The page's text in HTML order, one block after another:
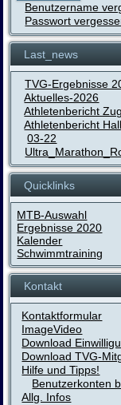
Benutzername
Passwort
Last_news
TVG-Ergebnisse
Aktuelles-2026
Athletenbericht
Athletenbericht
03-22
Quicklinks
MTB-Auswahl
Ergebnisse 2020
Kalender
Schwimmtraining
Kontakt
Kontaktformular
ImageVideo
Download
Download TVG-
Hilfe und Tipps!
Benutzerkonten
Allg. Infos